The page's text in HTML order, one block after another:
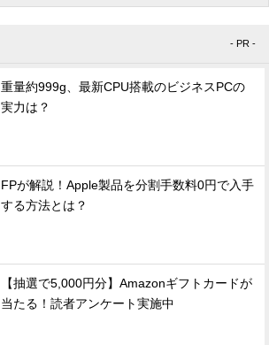
- PR -
重量約999g、最新CPU搭載のビジネスPCの
実力は？
FPが解説！Apple製品を分割手数料0円で入手
する方法とは？
【抽選で5,000円分】Amazonギフトカードが
当たる！読者アンケート実施中